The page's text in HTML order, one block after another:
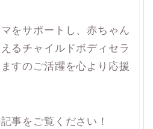
をサポートし、赤ちゃん
るチャイルドボディセラ
すのご活躍を心より応援
事をご覧ください！